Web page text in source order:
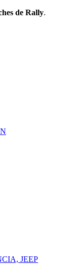
de Rally.
JEEP